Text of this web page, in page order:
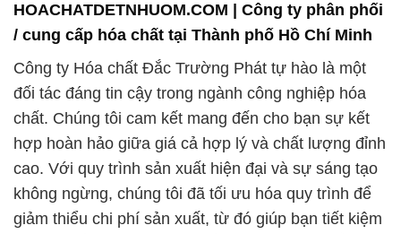
HOACHATDETNHUOM.COM | Công ty phân phối
/ cung cấp hóa chất tại Thành phố Hồ Chí Minh
Công ty Hóa chất Đắc Trường Phát tự hào là một
đối tác đáng tin cậy trong ngành công nghiệp hóa
chất. Chúng tôi cam kết mang đến cho bạn sự kết
hợp hoàn hảo giữa giá cả hợp lý và chất lượng đỉnh
cao. Với quy trình sản xuất hiện đại và sự sáng tạo
không ngừng, chúng tôi đã tối ưu hóa quy trình để
giảm thiểu chi phí sản xuất, từ đó giúp bạn tiết kiệm